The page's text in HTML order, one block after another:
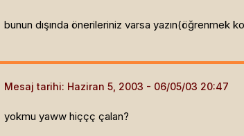
bunun dışında önerileriniz varsa yazın(öğrenmek
Mesaj tarihi: Haziran 5, 2003
yokmu yaww hiççç çalan?